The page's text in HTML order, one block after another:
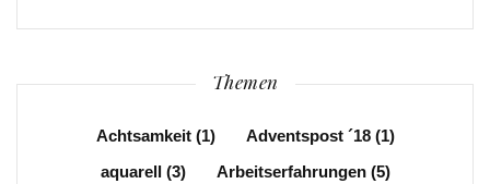
Themen
Achtsamkeit(1) Adventspost ´18(1)
aquarell(3) Arbeitserfahrungen(5)